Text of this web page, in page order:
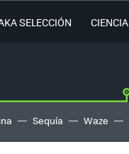
SELECCIÓN CIENCIA
Sequía Waze